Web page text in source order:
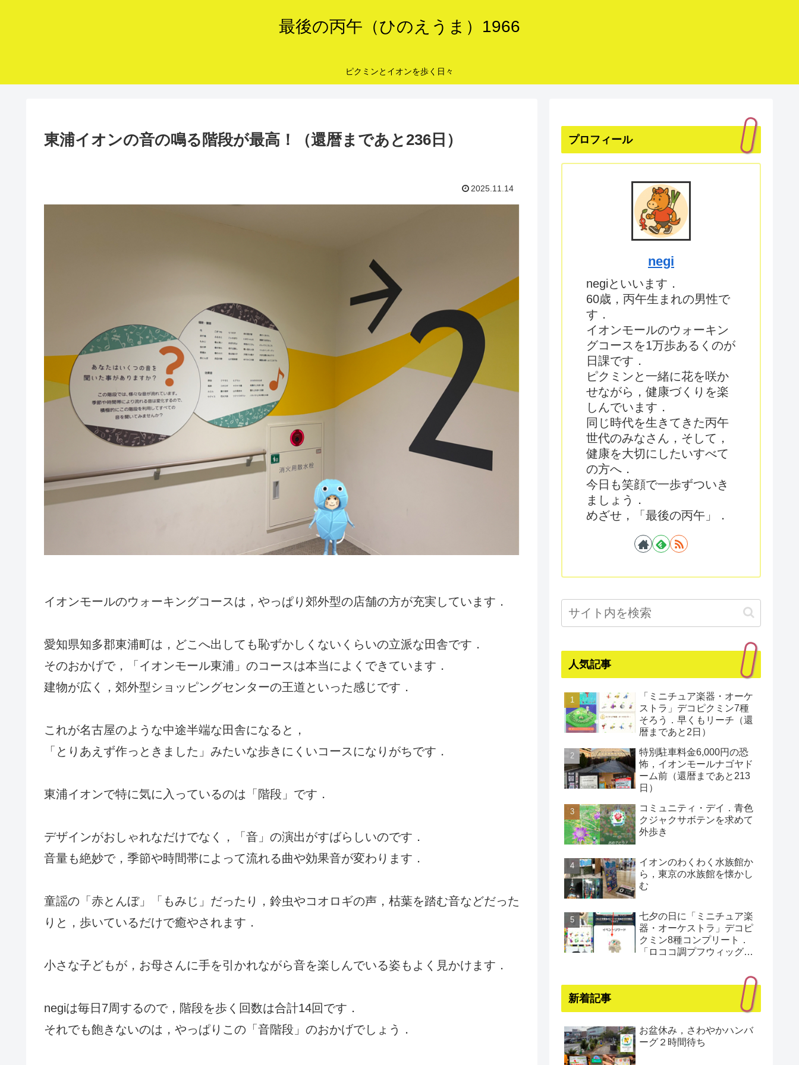
最後の丙午（ひのえうま）1966
ピクミンとイオンを歩く日々
東浦イオンの音の鳴る階段が最高！（還暦まであと236日）
2025.11.14
イオンモールのウォーキングコースは，やっぱり郊外型の店舗の方が充実しています．
愛知県知多郡東浦町は，どこへ出しても恥ずかしくないくらいの立派な田舎です．
そのおかげで，「イオンモール東浦」のコースは本当によくできています．
建物が広く，郊外型ショッピングセンターの王道といった感じです．
これが名古屋のような中途半端な田舎になると，
「とりあえず作っときました」みたいな歩きにくいコースになりがちです．
東浦イオンで特に気に入っているのは「階段」です．
デザインがおしゃれなだけでなく，「音」の演出がすばらしいのです．
音量も絶妙で，季節や時間帯によって流れる曲や効果音が変わります．
童謡の「赤とんぼ」「もみじ」だったり，鈴虫やコオロギの声，枯葉を踏む音などだった
りと，歩いているだけで癒やされます．
小さな子どもが，お母さんに手を引かれながら音を楽しんでいる姿もよく見かけます．
negiは毎日7周するので，階段を歩く回数は合計14回です．
それでも飽きないのは，やっぱりこの「音階段」のおかげでしょう．
プロフィール
negi
negiといいます．
60歳，丙午生まれの男性で
す．
イオンモールのウォーキン
グコースを1万歩あるくのが
日課です．
ピクミンと一緒に花を咲か
せながら，健康づくりを楽
しんでいます．
同じ時代を生きてきた丙午
世代のみなさん，そして，
健康を大切にしたいすべて
の方へ．
今日も笑顔で一歩ずついき
ましょう．
めざせ，「最後の丙午」．
人気記事
「ミニチュア楽器・オーケ
ストラ」デコピクミン7種
そろう．早くもリーチ（還
暦まであと2日）
特別駐車料金6,000円の恐
怖，イオンモールナゴヤド
ーム前（還暦まであと213
日）
コミュニティ・デイ．青色
クジャクサボテンを求めて
外歩き
イオンのわくわく水族館か
ら，東京の水族館を懐かし
む
七夕の日に「ミニチュア楽
器・オーケストラ」デコピ
クミン8種コンプリート．
「ロココ調プフウィッグ・
新着記事
お盆休み，さわやかハンバ
ーグ２時間待ち